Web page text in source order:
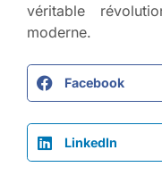
véritable
moderne.
Facebook
LinkedIn